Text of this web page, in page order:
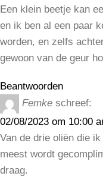
Een klein beetje kan
en ik ben al een paar
worden, en zelfs
gewoon van de geur
Beantwoorden
Femke schreef:
02/08/2023 om 10:00
Van de drie oliën die
meest wordt
draag.